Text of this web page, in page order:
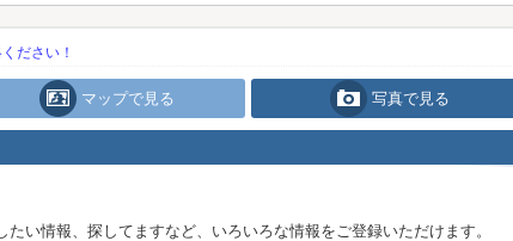
ださい！
マップで見る 写真で見る
い情報、探してますなど、いろいろな情報をご登録いただけます。